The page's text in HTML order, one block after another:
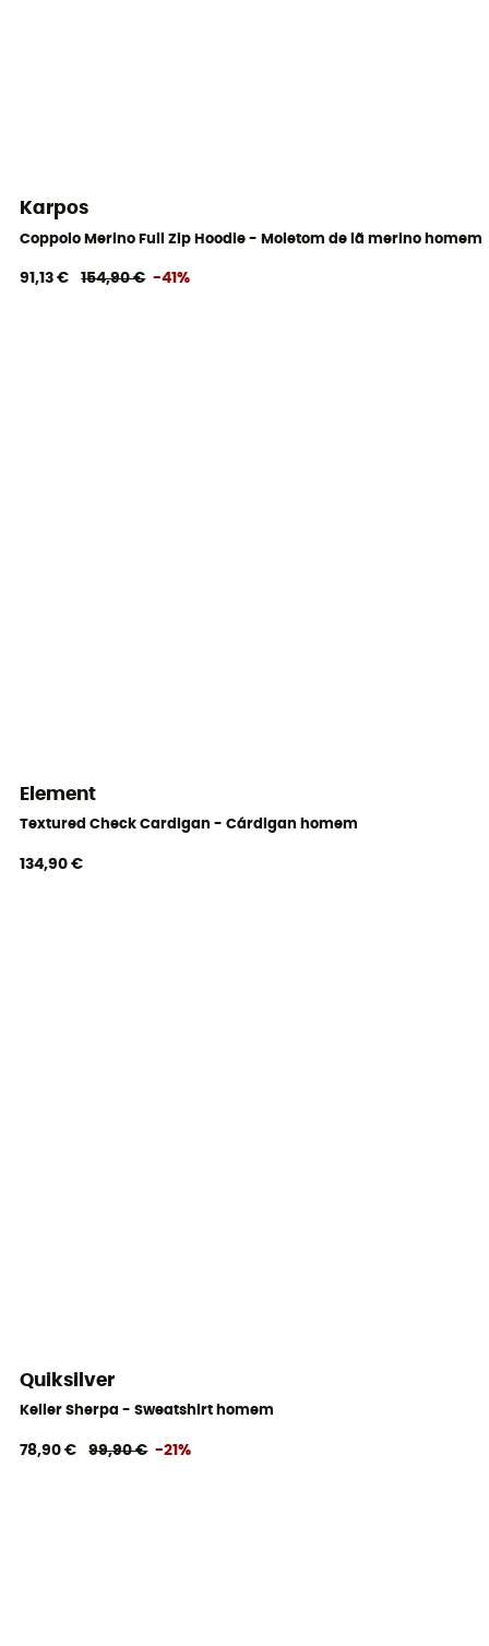
Karpos
Coppolo Merino Full Zip Hoodie - Moletom de lã merino homem
91,13 € 154,90 € -41%
Element
Textured Check Cardigan - Cárdigan homem
134,90 €
Quiksilver
Keller Sherpa - Sweatshirt homem
78,90 € 99,90 € -21%